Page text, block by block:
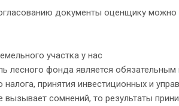
документы оценщику можно
участка у нас
лесного фонда является
налога, принятия инвестиционных и
вызывает сомнений, то результаты